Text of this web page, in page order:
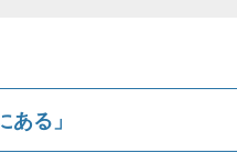
ある」